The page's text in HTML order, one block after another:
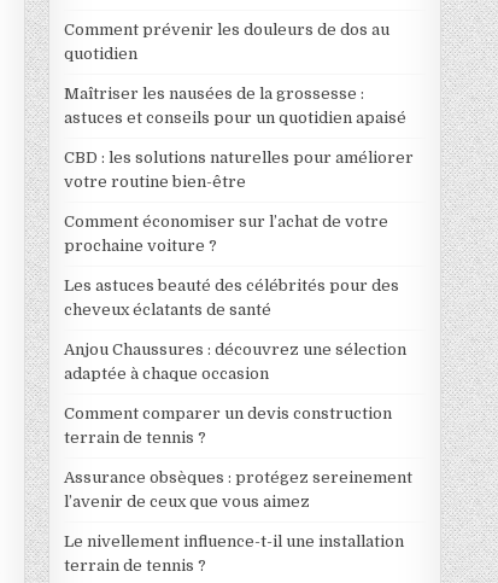
Comment prévenir les douleurs de dos au
quotidien
Maîtriser les nausées de la grossesse :
astuces et conseils pour un quotidien apaisé
CBD : les solutions naturelles pour améliorer
votre routine bien-être
Comment économiser sur l’achat de votre
prochaine voiture ?
Les astuces beauté des célébrités pour des
cheveux éclatants de santé
Anjou Chaussures : découvrez une sélection
adaptée à chaque occasion
Comment comparer un devis construction
terrain de tennis ?
Assurance obsèques : protégez sereinement
l’avenir de ceux que vous aimez
Le nivellement influence-t-il une installation
terrain de tennis ?